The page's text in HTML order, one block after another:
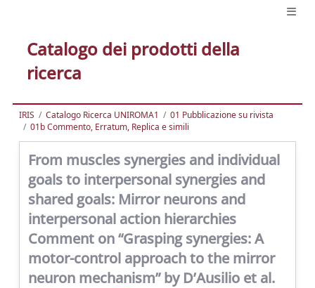
Catalogo dei prodotti della
ricerca
IRIS Catalogo Ricerca UNIROMA1
01 Pubblicazione su rivista
01b Commento, Erratum, Replica e simili
From muscles synergies and individual
goals to interpersonal synergies and
shared goals: Mirror neurons and
interpersonal action hierarchies
Comment on “Grasping synergies: A
motor-control approach to the mirror
neuron mechanism” by D’Ausilio et al.